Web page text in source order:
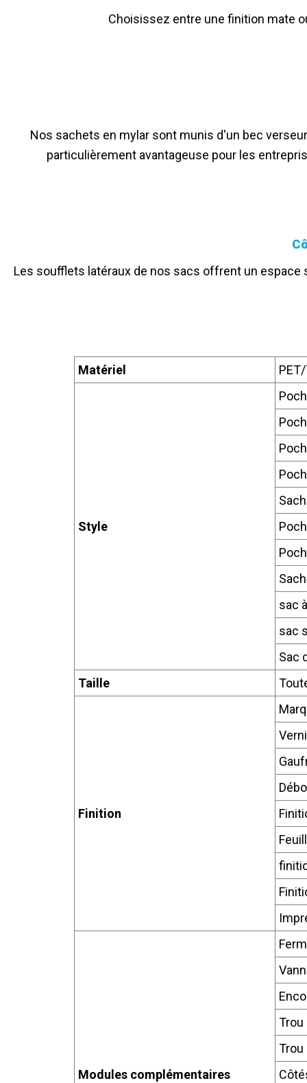
Choisissez entre une finition mate
Nos sachets en mylar sont munis d'un bec
particulièrement avantageuse pour les
Les soufflets latéraux de nos sacs offrent un
Matériel
Style
sac
sac
Sac
Taille
Finition
Modules complémentaires
Trou